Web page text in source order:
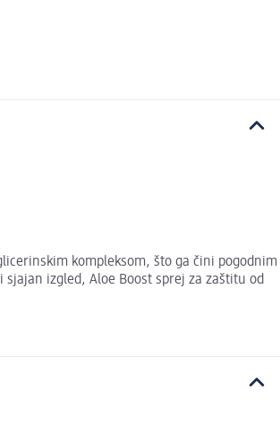
kompleksom, što ga čini pogodnim
sjajan izgled, Aloe Boost sprej za zaštitu od